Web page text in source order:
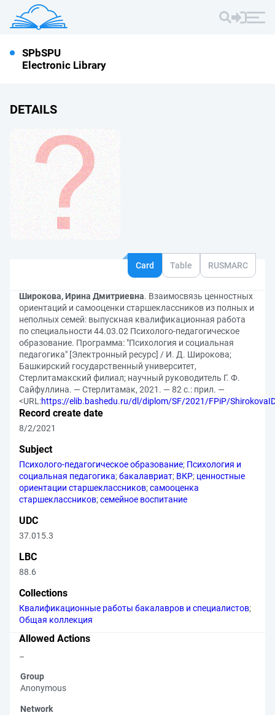
SPbSPU
Electronic Library
DETAILS
Card Table RUSMARC
Широкова, Ирина Дмитриевна. Взаимосвязь ценностных
ориентаций и самооценки старшеклассников из полных и
неполных семей: выпускная квалификационная работа
по специальности 44.03.02 Психолого-педагогическое
образование. Программа: "Психология и социальная
педагогика" [Электронный ресурс] / И. Д. Широкова;
Башкирский государственный университет,
Стерлитамакский филиал; научный руководитель Г. Ф.
Сайфуллина. — Стерлитамак, 2021. — 82 с.: прил. —
<URL:https://elib.bashedu.ru/dl/diplom/SF/2021/FPiP/
Record create date
8/2/2021
Subject
Психолого-педагогическое образование; Психология и
социальная педагогика;бакалавриат; ВКР; ценностные
ориентации старшеклассников;самооценка
старшеклассников;семейное воспитание
UDC
37.015.3
LBC
88.6
Collections
Квалификационные работы бакалавров и специалистов;
Общая коллекция
Allowed Actions
–
Group
Anonymous
Network